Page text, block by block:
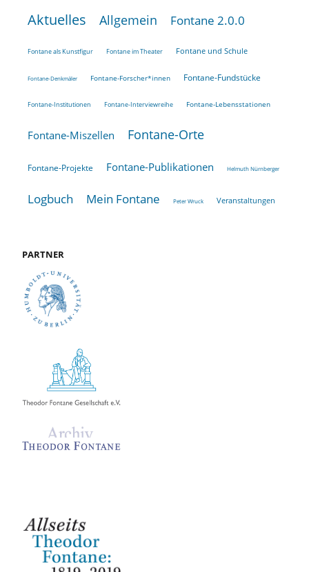
Aktuelles Allgemein Fontane 2.0.0
Fontane als Kunstfigur Fontane im Theater Fontane und Schule
Fontane-Denkmäler Fontane-Forscher*innen Fontane-Fundstücke
Fontane-Institutionen Fontane-Interviewreihe Fontane-Lebensstationen
Fontane-Miszellen Fontane-Orte
Fontane-Projekte Fontane-Publikationen Helmuth Nürnberger
Logbuch Mein Fontane Peter Wruck Veranstaltungen
PARTNER